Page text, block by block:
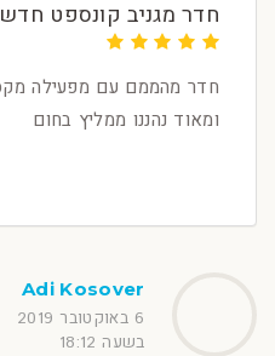
חדר מגניב קונספט חדש
חדר מהממם עם מפעילה
ומאוד נהננו ממליץ בחום
Adi Kosover
6 באוקטובר 2019
בשעה 18:12